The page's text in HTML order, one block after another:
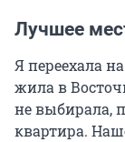
Лучшее
Я переехала
жила в
не выбирала,
квартира.